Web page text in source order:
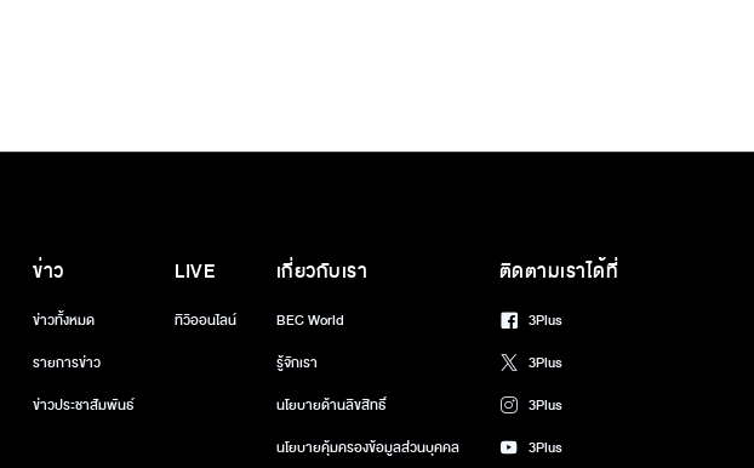
ข่าว
ข่าวทั้งหมด
รายการข่าว
ข่าวประชาสัมพันธ์
LIVE
ทีวีออนไลน์
เกี่ยวกับเรา
BEC World
รู้จักเรา
นโยบายด้านลิขสิทธิ์
นโยบายคุ้มครองข้อมูลส่วนบุคคล
ติดตามเราได้ที่
3Plus
3Plus
3Plus
3Plus